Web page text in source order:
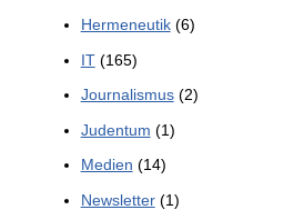
Hermeneutik(6)
IT(165)
Journalismus(2)
Judentum (1)
Medien (14)
Newsletter(1)